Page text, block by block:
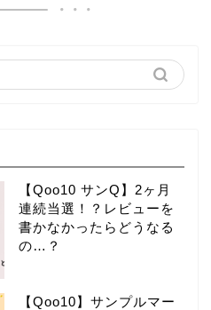
【Qoo10 サンQ】2ヶ月
連続当選！？レビューを
書かなかったらどうなる
の…？
【Qoo10】サンプルマー